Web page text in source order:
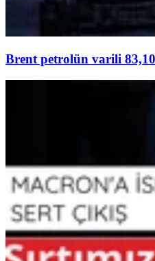
Brent petrolün varili